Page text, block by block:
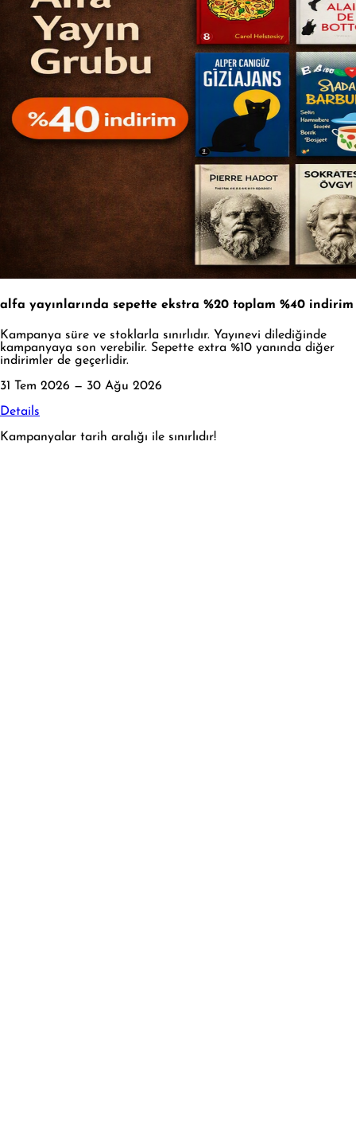
alfa yayınlarında sepette ekstra %20 toplam %40 indirim
Kampanya süre ve stoklarla sınırlıdır. Yayınevi dilediğinde
kampanyaya son verebilir. Sepette extra %10 yanında diğer
indirimler de geçerlidir.
31 Tem 2026 — 30 Ağu 2026
Details
Kampanyalar tarih aralığı ile sınırlıdır!